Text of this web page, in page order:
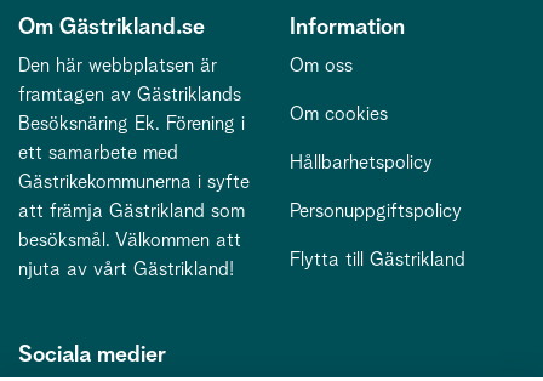
Om Gästrikland.se
Den här webbplatsen är
framtagen av Gästriklands
Besöksnäring Ek. Förening i
ett samarbete med
Gästrikekommunerna i syfte
att främja Gästrikland som
besöksmål. Välkommen att
njuta av vårt Gästrikland!
Information
Om oss
Om cookies
Hållbarhetspolicy
Personuppgiftspolicy
Flytta till Gästrikland
Sociala medier